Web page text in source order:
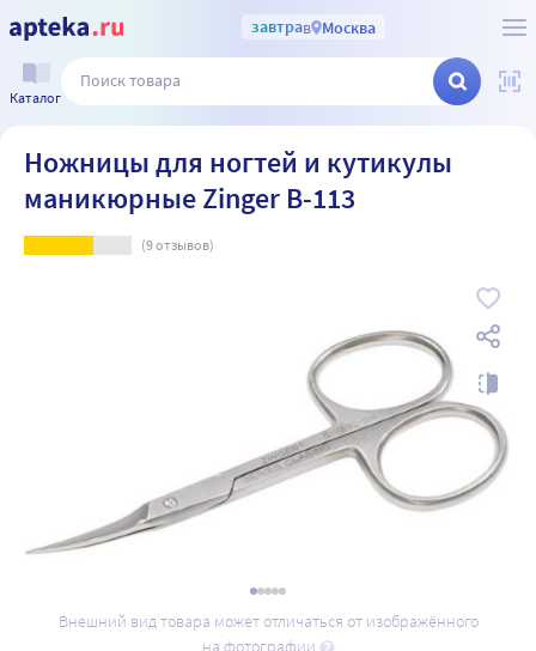
завтрав Москва
Каталог
Ножницы для ногтей и кутикулы
маникюрные Zinger B-113
(9отзывов)
Внешний вид товара может отличаться от изображённого
на фотографии